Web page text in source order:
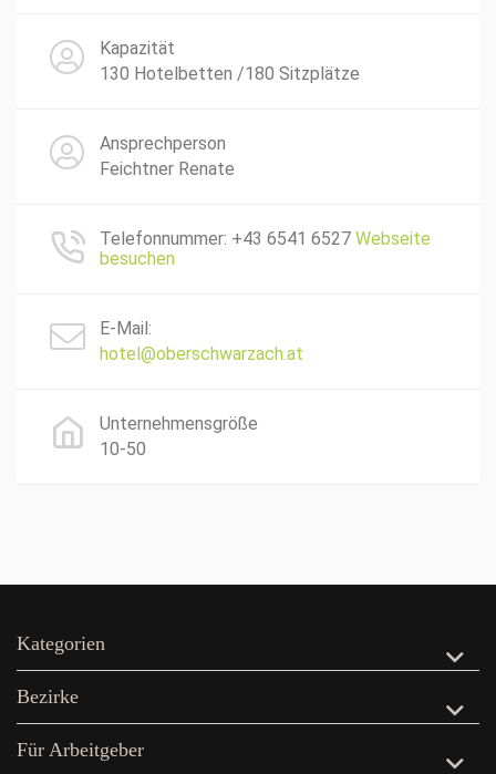
Kapazität
130 Hotelbetten /180 Sitzplätze
Ansprechperson
Feichtner Renate
Telefonnummer: +43 6541 6527 Webseite
besuchen
E-Mail:
hotel@oberschwarzach.at
Unternehmensgröße
10-50
Kategorien
Bezirke
Für Arbeitgeber